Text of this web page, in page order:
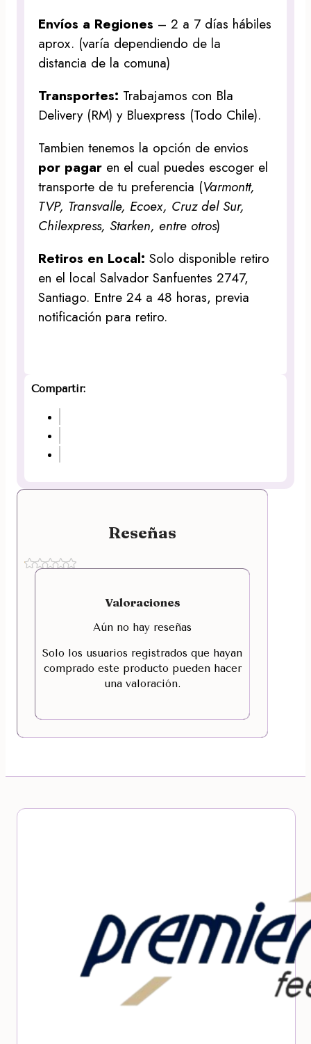
Envíos a Regiones – 2 a 7 días hábiles
aprox. (varía dependiendo de la
distancia de la comuna)
Transportes: Trabajamos con Bla
Delivery (RM) y Bluexpress (Todo Chile).
Tambien tenemos la opción de envios
por pagar en el cual puedes escoger el
transporte de tu preferencia (Varmontt,
TVP, Transvalle, Ecoex, Cruz del Sur,
Chilexpress, Starken, entre otros)
Retiros en Local:Solo disponible retiro
en el local Salvador Sanfuentes 2747,
Santiago. Entre 24 a 48 horas, previa
notificación para retiro.
Compartir:
Reseñas
Valoraciones
Aún no hay reseñas
Solo los usuarios registrados que hayan
comprado este producto pueden hacer
una valoración.